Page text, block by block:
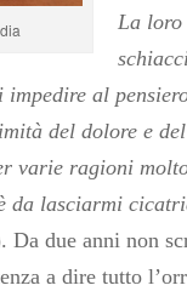
La loro
impedire al
del dolore e
varie ragioni
da lasciarmi
Da due anni non
a dire tutto